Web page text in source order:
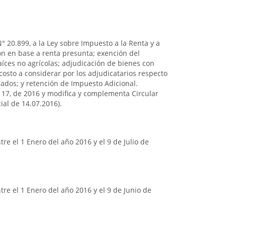
a la Ley sobre Impuesto a la Renta y a
en base a renta presunta; exención del
no agrícolas; adjudicación de bienes con
a considerar por los adjudicatarios respecto
y retención de Impuesto Adicional.
de 2016 y modifica y complementa Circular
de 14.07.2016).
el 1 Enero del año 2016 y el 9 de Julio de
el 1 Enero del año 2016 y el 9 de Junio de